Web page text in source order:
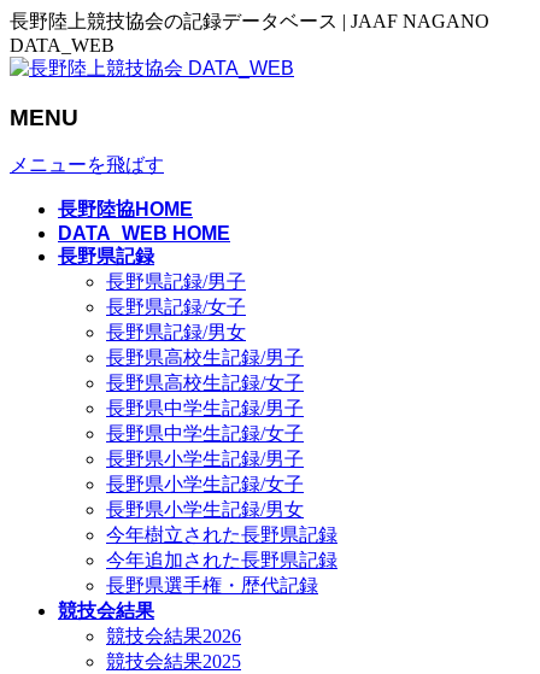
長野陸上競技協会の記録データベース | JAAF NAGANO
DATA_WEB
MENU
メニューを飛ばす
長野陸協HOME
DATA_WEB HOME
長野県記録
長野県記録/男子
長野県記録/女子
長野県記録/男女
長野県高校生記録/男子
長野県高校生記録/女子
長野県中学生記録/男子
長野県中学生記録/女子
長野県小学生記録/男子
長野県小学生記録/女子
長野県小学生記録/男女
今年樹立された長野県記録
今年追加された長野県記録
長野県選手権・歴代記録
競技会結果
競技会結果2026
競技会結果2025